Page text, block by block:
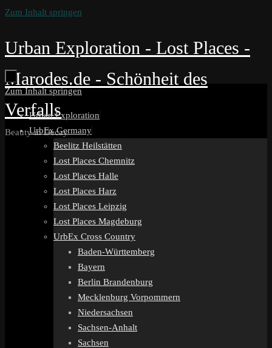
Zum Inhalt springen
Urban Exploration - Lost Places -
Marodes.de - Schönheit des
Verfalls
Beauty in Decay
Zum Inhalt springen
Urban Exploration
UrbEx Germany
Beelitz Heilstätten
Lost Places Chemnitz
Lost Places Halle
Lost Places Harz
Lost Places Leipzig
Lost Places Magdeburg
UrbEx Cross Country
Baden-Württemberg
Bayern
Berlin Brandenburg
Mecklenburg Vorpommern
Niedersachsen
Sachsen-Anhalt
Sachsen